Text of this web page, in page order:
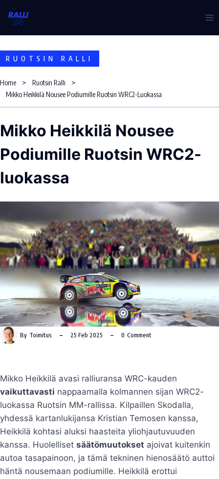
RUOTSIN RALLI
Home
Ruotsin Ralli
Mikko Heikkilä Nousee Podiumille Ruotsin WRC2-Luokassa
Mikko Heikkilä Nousee
Podiumille Ruotsin WRC2-
luokassa
By Toimitus 25 Feb 2025 0 Comment
Mikko Heikkilä avasi ralliuransa WRC-kauden
vaikuttavasti nappaamalla kolmannen sijan WRC2-
luokassa Ruotsin MM-rallissa. Kilpaillen Skodalla,
yhdessä kartanlukijansa Kristian Temosen kanssa,
Heikkilä kohtasi aluksi haasteita yliohjautuvuuden
kanssa. Huolelliset säätömuutokset ajoivat kuitenkin
autoa tasapainoon, ja tämä tekninen hienosäätö auttoi
häntä nousemaan podiumille. Heikkilä erottui